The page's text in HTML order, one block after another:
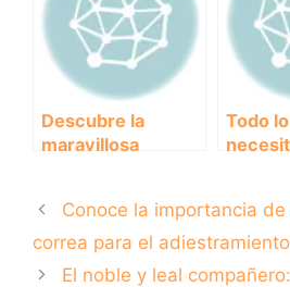
Descubre la
maravillosa
perros en Denia
con tu peludo
compañero
Todo
para
Conoce la importancia
correa para el
El noble y leal